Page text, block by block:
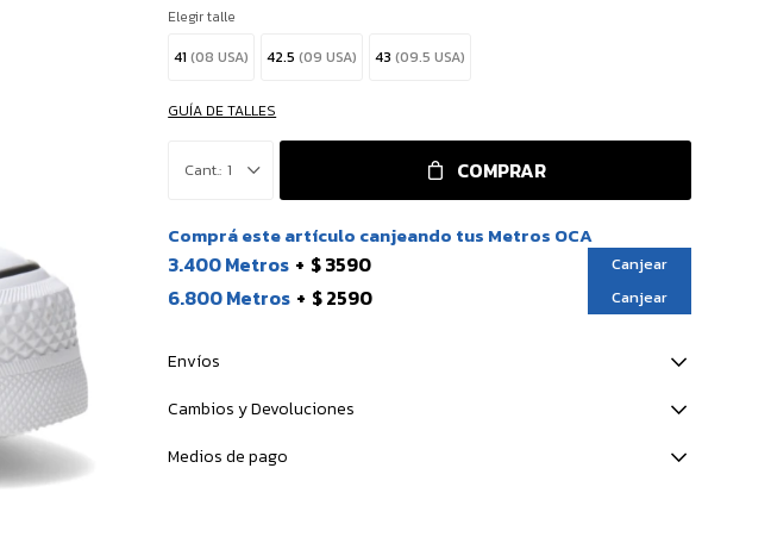
Elegir talle
41(08 USA) 42.5(09 USA) 43(09.5 USA)
GUÍA DE TALLES
1 COMPRAR
Comprá este artículo canjeando tus Metros OCA
3.400 Metros $ 3590 Canjear
6.800 Metros $ 2590 Canjear
Envíos
Cambios y Devoluciones
Medios de pago